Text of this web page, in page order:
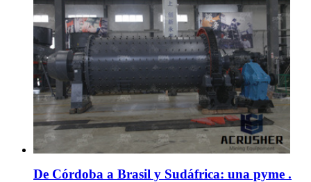
De Córdoba a Brasil y Sudáfrica: una pyme .